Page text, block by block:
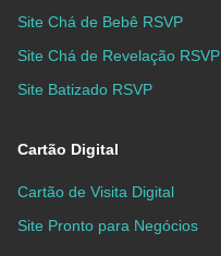
Site Chá de Bebê RSVP
Site Chá de Revelação RSVP
Site Batizado RSVP
Cartão Digital
Cartão de Visita Digital
Site Pronto para Negócios